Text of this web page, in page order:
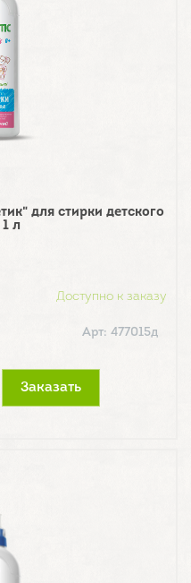
для стирки детского
л
Доступно к заказу
Арт: 477015д
Заказать